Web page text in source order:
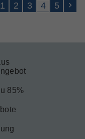
1 2 3 4 5
85%